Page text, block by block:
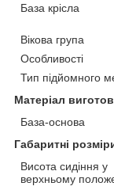
База крісла
Вікова група
Особливості
Тип підйомного
Матеріал
База-основа
Габаритні
Висота сидіння у
верхньому